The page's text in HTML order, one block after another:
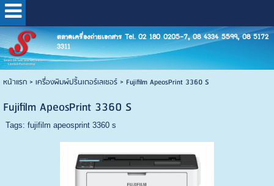
ตลาดเครื่องถ่ายเอกสาร Tel. 02 180 0205-7, 08 4334 5599, 08 5172
3311
หน้าแรก> เครื่องพิมพ์ปริ้นเตอร์เลเซอร์> Fujifilm ApeosPrint 3360 S
Fujifilm ApeosPrint 3360 S
Tags: fujifilm apeosprint 3360 s